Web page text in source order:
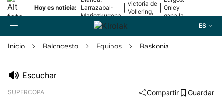
Hoy es noticia:
Larrazabal-
Mariezkurrena
II, a la final
victoria de
Vollering,
Onley
gana la
ES
Inicio Baloncesto Equipos Baskonia
Escuchar
SUPERCOPA Compartir Guardar